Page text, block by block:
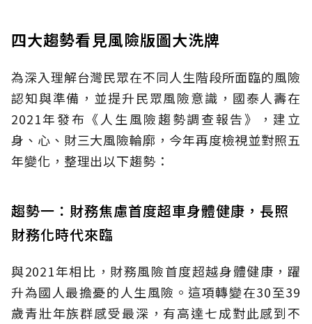
四大趨勢看見風險版圖大洗牌
為深入理解台灣民眾在不同人生階段所面臨的風險
認知與準備，並提升民眾風險意識，國泰人壽在
2021年發布《人生風險趨勢調查報告》，建立
身、心、財三大風險輪廓，今年再度檢視並對照五
年變化，整理出以下趨勢：
趨勢一：財務焦慮首度超車身體健康，長照
財務化時代來臨
與2021年相比，財務風險首度超越身體健康，躍
升為國人最擔憂的人生風險。這項轉變在30至39
歲青壯年族群感受最深，有高達七成對此感到不